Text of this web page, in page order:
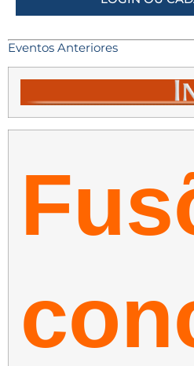
Eventos Anteriores